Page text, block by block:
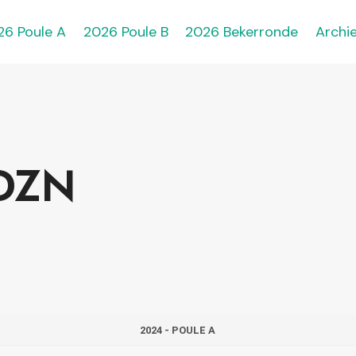
Poule A 2026 Poule B 2026 Bekerronde
2024 - POULE A